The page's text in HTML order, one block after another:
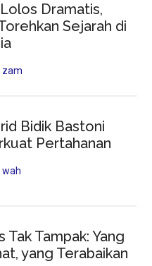
Dramatis,
Sejarah di
zam
Bidik Bastoni
Pertahanan
wah
Tak Tampak: Yang
yang Terabaikan